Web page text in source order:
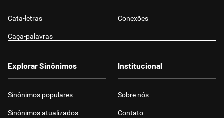
Cata-letras Conexões
Caça-palavras
Explorar Sinônimos
Sinônimos populares
Sinônimos atualizados
Institucional
Sobre nós
Contato